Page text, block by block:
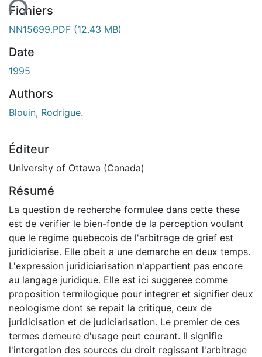
Fichiers
NN15699.PDF (12.43 MB)
Date
1995
Authors
Blouin, Rodrigue.
Éditeur
University of Ottawa (Canada)
Résumé
La question de recherche formulee dans cette these
est de verifier le bien-fonde de la perception voulant
que le regime quebecois de l'arbitrage de grief est
juridiciarise. Elle obeit a une demarche en deux temps.
L'expression juridiciarisation n'appartient pas encore
au langage juridique. Elle est ici suggeree comme
proposition termilogique pour integrer et signifier deux
neologisme dont se repait la critique, ceux de
juridicisation et de judiciarisation. Le premier de ces
termes demeure d'usage peut courant. Il signifie
l'intergation des sources du droit regissant l'arbitrage